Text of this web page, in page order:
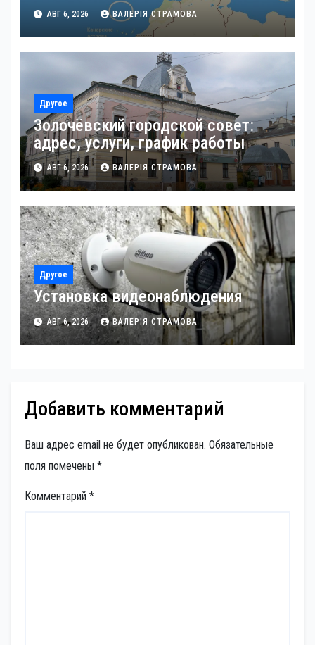
АВГ 6, 2026 ВАЛЕРІЯ СТРАМОВА
Другое
Золочёвский городской совет:
адрес, услуги, график работы
АВГ 6, 2026 ВАЛЕРІЯ СТРАМОВА
Другое
Установка видеонаблюдения
АВГ 6, 2026 ВАЛЕРІЯ СТРАМОВА
Добавить комментарий
Ваш адрес email не будет опубликован. Обязательные
поля помечены *
Комментарий *